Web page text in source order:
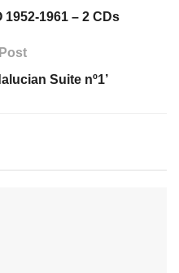
1952-1961 – 2 CDs
Suite nº1’